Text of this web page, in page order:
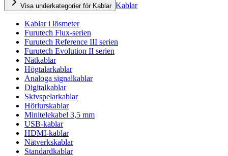
Visa underkategorier för Kablar Kablar
Kablar i lösmeter
Furutech Flux-serien
Furutech Reference III serien
Furutech Evolution II serien
Nätkablar
Högtalarkablar
Analoga signalkablar
Digitalkablar
Skivspelarkablar
Hörlurskablar
Minitelekabel 3,5 mm
USB-kablar
HDMI-kablar
Nätverkskablar
Standardkablar